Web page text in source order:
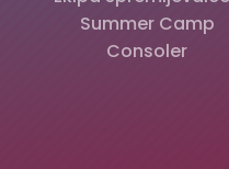
Summer Camp
Consoler